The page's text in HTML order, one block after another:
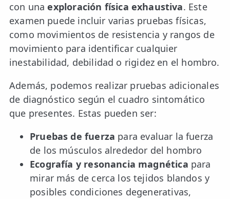
con unaexploración física exhaustiva. Este
examen puede incluir varias pruebas físicas,
como movimientos de resistencia y rangos de
movimiento para identificar cualquier
inestabilidad, debilidad o rigidez en el hombro.
Además, podemos realizar pruebas adicionales
de diagnóstico según el cuadro sintomático
que presentes. Estas pueden ser:
Pruebas de fuerza para evaluar la fuerza
de los músculos alrededor del hombro
Ecografía y resonancia magnética para
mirar más de cerca los tejidos blandos y
posibles condiciones degenerativas,